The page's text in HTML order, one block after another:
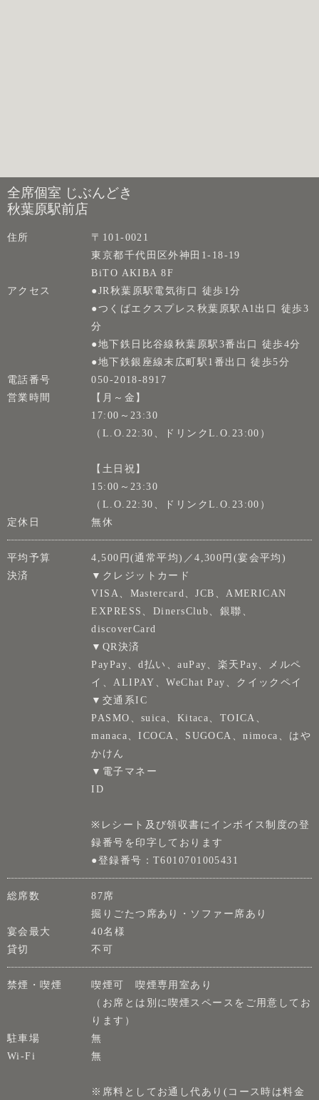
全席個室 じぶんどき
秋葉原駅前店
住所
〒101-0021
東京都千代田区外神田1-18-19
BiTO AKIBA 8F
アクセス
●JR秋葉原駅電気街口 徒歩1分
●つくばエクスプレス秋葉原駅A1出口 徒歩3
分
●地下鉄日比谷線秋葉原駅3番出口 徒歩4分
●地下鉄銀座線末広町駅1番出口 徒歩5分
電話番号
050-2018-8917
営業時間
【月～金】
17:00～23:30
（L.O.22:30、ドリンクL.O.23:00）
【土日祝】
15:00～23:30
（L.O.22:30、ドリンクL.O.23:00）
定休日
無休
平均予算
4,500円(通常平均)／4,300円(宴会平均)
決済
▼クレジットカード
VISA、Mastercard、JCB、AMERICAN
EXPRESS、DinersClub、銀聯、
discoverCard
▼QR決済
PayPay、d払い、auPay、楽天Pay、メルペ
イ、ALIPAY、WeChat Pay、クイックペイ
▼交通系IC
PASMO、suica、Kitaca、TOICA、
manaca、ICOCA、SUGOCA、nimoca、はや
かけん
▼電子マネー
ID
※レシート及び領収書にインボイス制度の登
録番号を印字しております
●登録番号：T6010701005431
総席数
87席
掘りごたつ席あり・ソファー席あり
宴会最大
40名様
貸切
不可
禁煙・喫煙
喫煙可 喫煙専用室あり
（お席とは別に喫煙スペースをご用意してお
ります）
駐車場
無
Wi-Fi
無
※席料としてお通し代あり(コース時は料金